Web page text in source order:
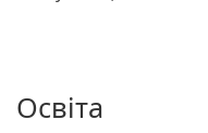
Освіта